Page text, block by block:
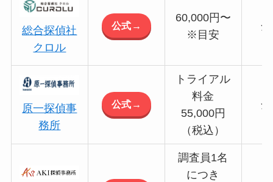
総合探偵社
クロル
公式→
60,000円〜
※目安
原一探偵事
務所
公式→
トライアル
料金
55,000円
（税込）
調査員1名
につき